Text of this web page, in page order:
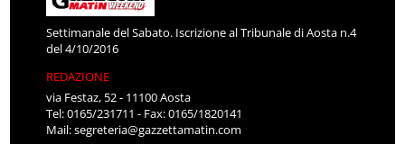
Settimanale del Sabato. Iscrizione al Tribunale di Aosta n.4
del 4/10/2016
REDAZIONE
via Festaz, 52 - 11100 Aosta
Tel: 0165/231711 - Fax: 0165/1820141
Mail:segreteria@gazzettamatin.com